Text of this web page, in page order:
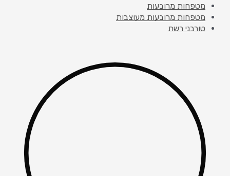
מטפחות מרובעות
מטפחות מרובעות מעוצבות
טורבני רשת